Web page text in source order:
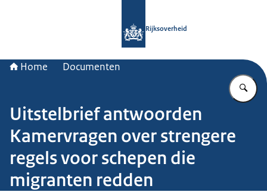
Rijksoverheid
Home Documenten
Uitstelbrief antwoorden
Kamervragen over strengere
regels voor schepen die
migranten redden